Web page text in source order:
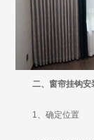
二、窗帘挂钩安
1、确定位置